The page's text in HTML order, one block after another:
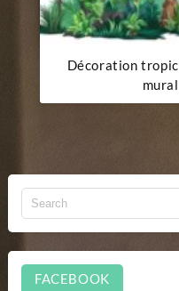
Décoration
FACEBOOK